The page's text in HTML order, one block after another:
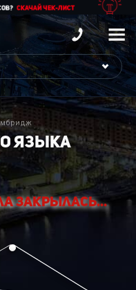
ЯЗЫКА
закрылась...